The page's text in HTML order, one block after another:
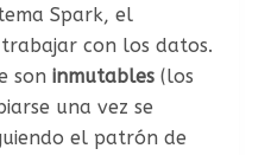
Spark, el
con los datos.
son inmutables (los
una vez se
el patrón de